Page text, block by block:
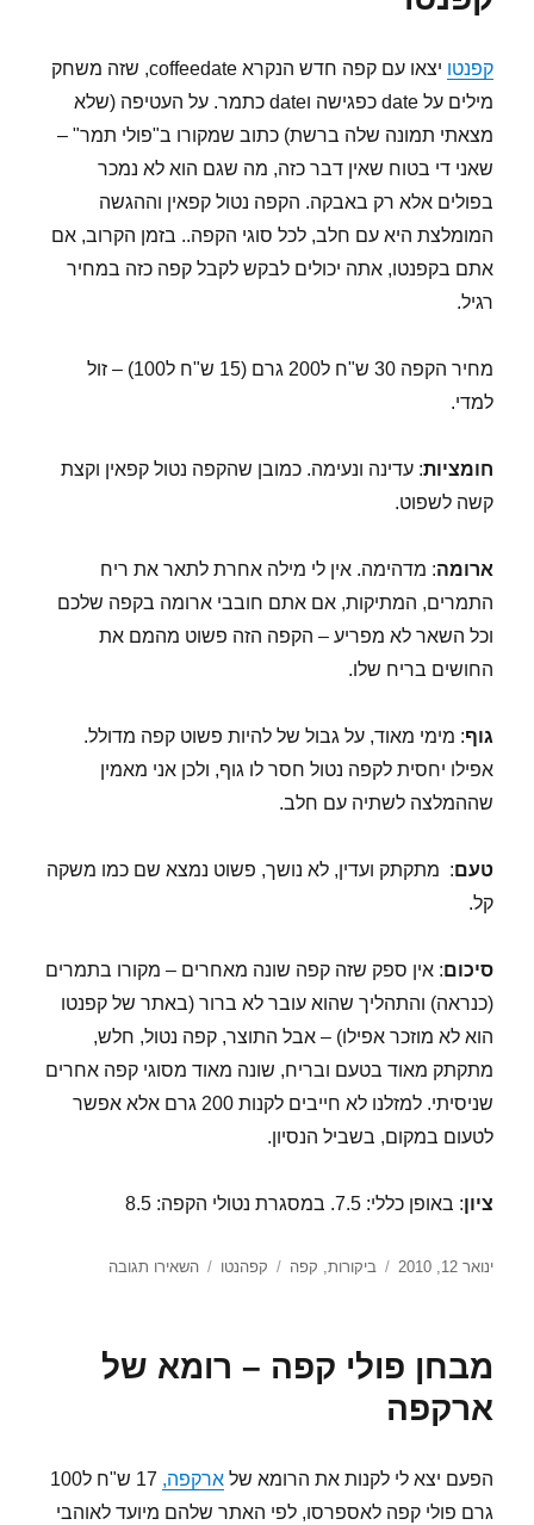
קפנטו
יצאו עם קפה חדש הנקרא coffeedate, שזה משחק
מילים על date כפגישה וdate כתמר. על העטיפה (שלא
מצאתי תמונה שלה ברשת) כתוב שמקורו ב"פולי תמר" –
שאני די בטוח שאין דבר כזה, מה שגם הוא לא נמכר
בפולים אלא רק באבקה. הקפה נטול קפאין וההגשה
המומלצת היא עם חלב, לכל סוגי הקפה.. בזמן הקרוב, אם
אתם בקפנטו, אתה יכולים לבקש לקבל קפה כזה במחיר
רגיל.
מחיר הקפה 30 ש"ח ל200 גרם (15 ש"ח ל100) – זול
למדי.
חומציות: עדינה ונעימה. כמובן שהקפה נטול קפאין וקצת
קשה לשפוט.
ארומה: מדהימה. אין לי מילה אחרת לתאר את ריח
התמרים, המתיקות, אם אתם חובבי ארומה בקפה שלכם
וכל השאר לא מפריע – הקפה הזה פשוט מהמם את
החושים בריח שלו.
גוף: מימי מאוד, על גבול של להיות פשוט קפה מדולל.
אפילו יחסית לקפה נטול חסר לו גוף, ולכן אני מאמין
שההמלצה לשתיה עם חלב.
טעם: מתקתק ועדין, לא נושך, פשוט נמצא שם כמו משקה
קל.
סיכום: אין ספק שזה קפה שונה מאחרים – מקורו בתמרים
(כנראה) והתהליך שהוא עובר לא ברור (באתר של קפנטו
הוא לא מוזכר אפילו) – אבל התוצר, קפה נטול, חלש,
מתקתק מאוד בטעם ובריח, שונה מאוד מסוגי קפה אחרים
שניסיתי. למזלנו לא חייבים לקנות 200 גרם אלא אפשר
לטעום במקום, בשביל הנסיון.
ציון: באופן כללי: 7.5. במסגרת נטולי הקפה: 8.5
פורסם
ינואר 12, 2010 קטגוריות
ביקורות, קפה תגיות
קפהנטו השאירו תגובה
–
מבחן פולי קפה – רומא של
ארקפה
הפעם יצא לי לקנות את הרומא שלארקפה,
17 ש"ח ל100
גרם פולי קפה לאספרסו, לפי האתר שלהם מיועד לאוהבי